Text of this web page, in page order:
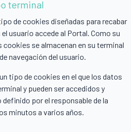
terminal
de cookies diseñadas para recabar
usuario accede al Portal. Como su
se almacenan en su terminal
navegación del usuario.
tipo de cookies en el que los datos
y pueden ser accedidos y
por el responsable de la
minutos a varios años.